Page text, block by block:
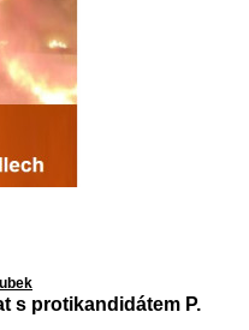
s protikandidátem P.